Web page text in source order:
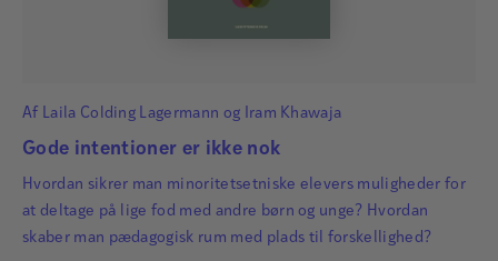
Af Laila Colding Lagermann og Iram Khawaja
Gode intentioner er ikke nok
Hvordan sikrer man minoritetsetniske elevers muligheder for
at deltage på lige fod med andre børn og unge? Hvordan
skaber man pædagogisk rum med plads til forskellighed?